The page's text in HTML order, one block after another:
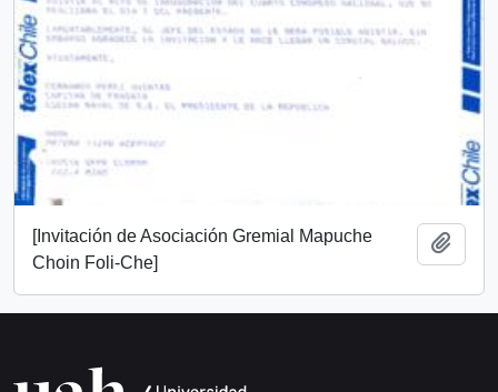
[Invitación de Asociación Gremial Mapuche
Choin Foli-Che]